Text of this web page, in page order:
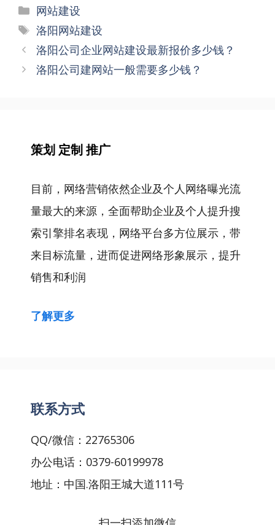
分
类
网站建设
标
签
洛阳网站建设
文
章
洛阳公司企业网站建设最新报价多少钱？
洛阳公司建网站一般需要多少钱？
策划 定制 推广
目前，网络营销依然企业及个人网络曝光流
量最大的来源，全面帮助企业及个人提升搜
索引擎排名表现，网络平台多方位展示，带
来目标流量，进而促进网络形象展示，提升
销售和利润
了解更多
联系方式
QQ/微信：22765306
办公电话：0379-60199978
地址：中国.洛阳王城大道111号